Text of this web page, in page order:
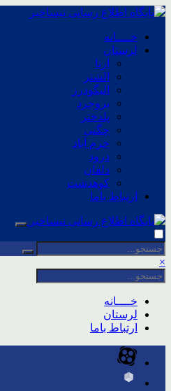
خــــانه
لرستان
ازنا
الشتر
الیگودرز
بروجرد
پلدختر
چگنی
خرم آباد
درود
دلفان
کوهدشت
ارتباط باما
×
خــــانه
لرستان
ارتباط باما